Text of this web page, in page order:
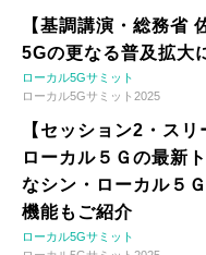
【基調講演・総務省
5Gの更なる普及拡大
ローカル5Gサミット
ローカル5Gサミット2025
【セッション2・ス
ローカル５Ｇの最新
なシン・ローカル５
機能もご紹介
ローカル5Gサミット